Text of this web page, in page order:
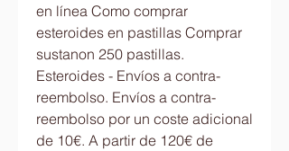
en línea Como comprar
esteroides en pastillas Comprar
sustanon 250 pastillas.
Esteroides - Envíos a contra-
reembolso. Envíos a contra-
reembolso por un coste adicional
de 10€. A partir de 120€ de